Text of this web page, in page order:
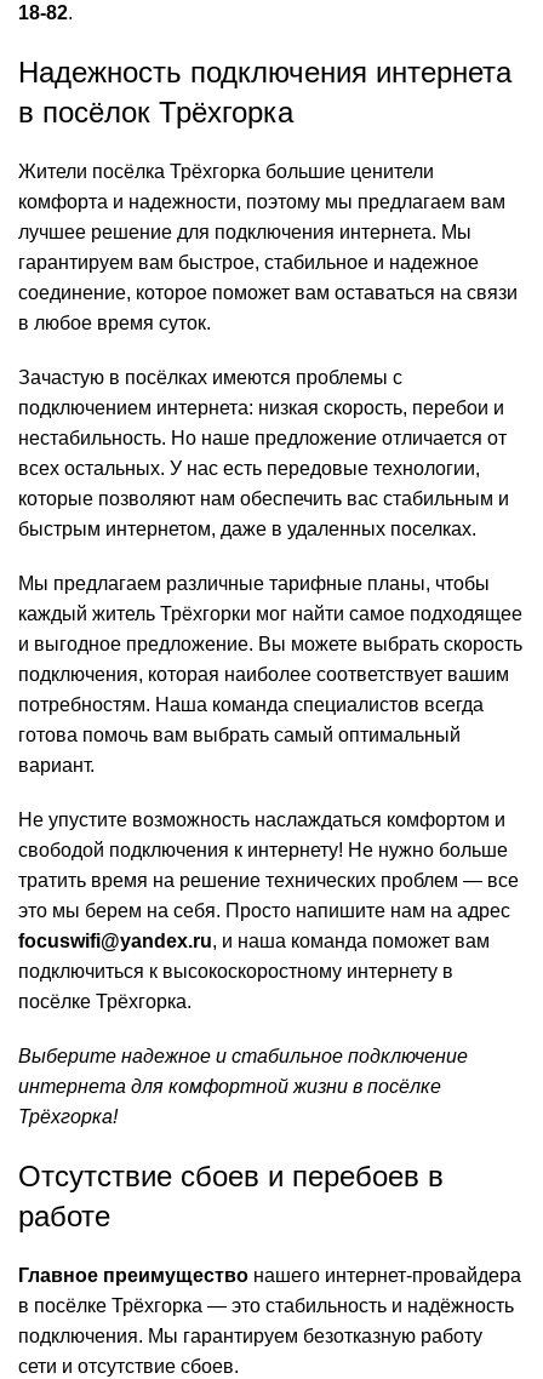
18-82.
Надежность подключения интернета
в посёлок Трёхгорка
Жители посёлка Трёхгорка большие ценители
комфорта и надежности, поэтому мы предлагаем вам
лучшее решение для подключения интернета. Мы
гарантируем вам быстрое, стабильное и надежное
соединение, которое поможет вам оставаться на связи
в любое время суток.
Зачастую в посёлках имеются проблемы с
подключением интернета: низкая скорость, перебои и
нестабильность. Но наше предложение отличается от
всех остальных. У нас есть передовые технологии,
которые позволяют нам обеспечить вас стабильным и
быстрым интернетом, даже в удаленных поселках.
Мы предлагаем различные тарифные планы, чтобы
каждый житель Трёхгорки мог найти самое подходящее
и выгодное предложение. Вы можете выбрать скорость
подключения, которая наиболее соответствует вашим
потребностям. Наша команда специалистов всегда
готова помочь вам выбрать самый оптимальный
вариант.
Не упустите возможность наслаждаться комфортом и
свободой подключения к интернету! Не нужно больше
тратить время на решение технических проблем — все
это мы берем на себя. Просто напишите нам на адрес
focuswifi@yandex.ru, и наша команда поможет вам
подключиться к высокоскоростному интернету в
посёлке Трёхгорка.
Выберите надежное и стабильное подключение
интернета для комфортной жизни в посёлке
Трёхгорка!
Отсутствие сбоев и перебоев в
работе
Главное преимущество нашего интернет-провайдера
в посёлке Трёхгорка — это стабильность и надёжность
подключения. Мы гарантируем безотказную работу
сети и отсутствие сбоев.